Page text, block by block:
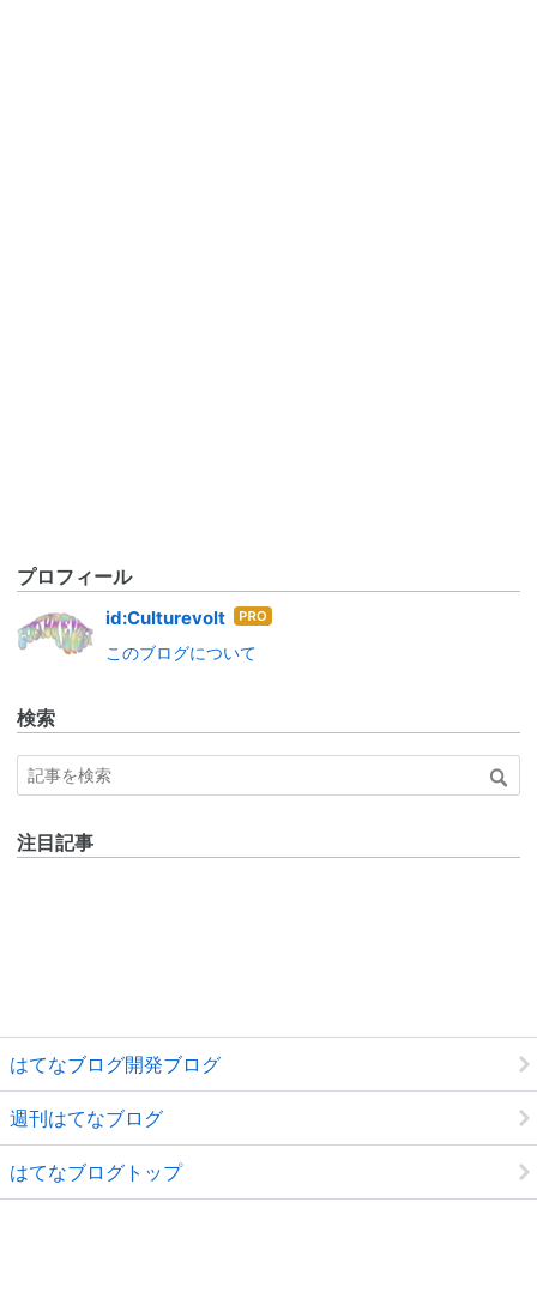
プロフィール
id:Culturevolt はて
ログ
このブログについて
検索
注目記事
はてなブログ開発ブログ
週刊はてなブログ
はてなブログトップ